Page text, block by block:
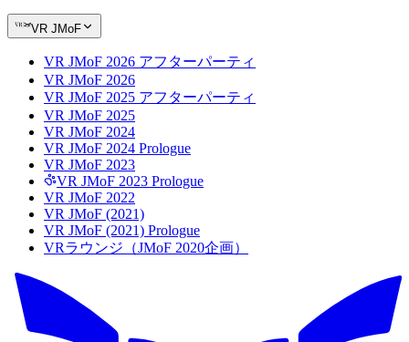
VR JMoF
VR JMoF 2026 アフターパーティ
VR JMoF 2026
VR JMoF 2025 アフターパーティ
VR JMoF 2025
VR JMoF 2024
VR JMoF 2024 Prologue
VR JMoF 2023
VR JMoF 2023 Prologue
VR JMoF 2022
VR JMoF (2021)
VR JMoF (2021) Prologue
VRラウンジ（JMoF 2020企画）